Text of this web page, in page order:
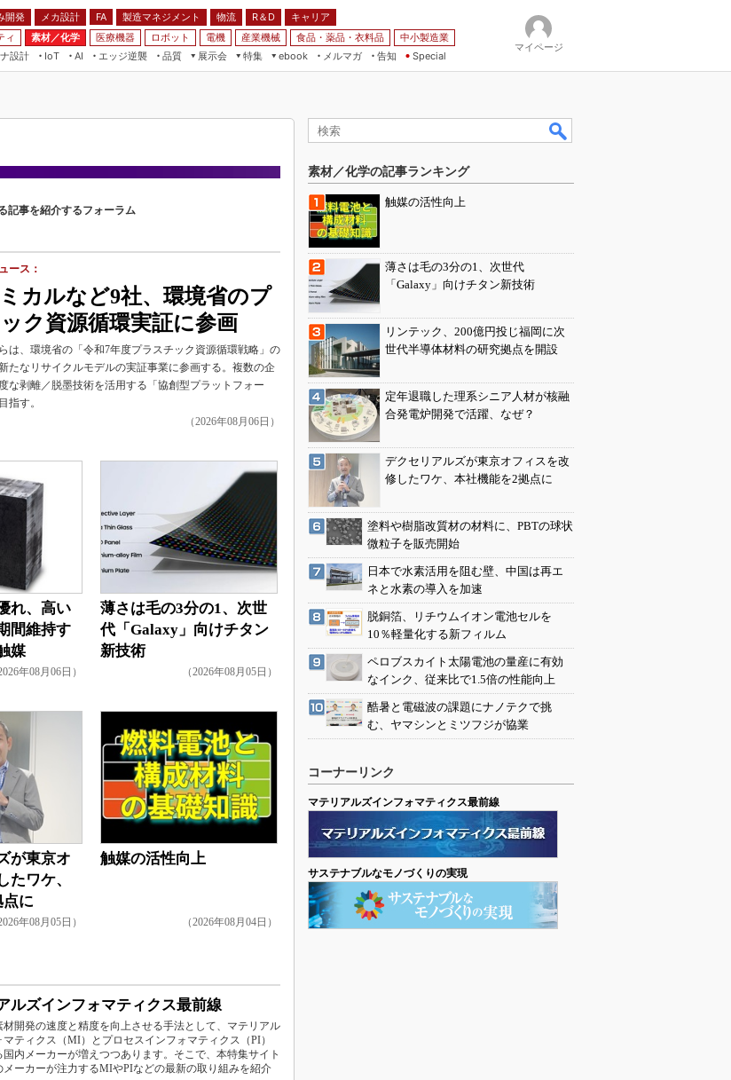
開発 メカ設計 FA 製造マネジメント 物流 R＆D
キャリア
ィ 素材／化学 医療機器 ロボット 電機 産業機械 食品・薬品・衣料品
中小製造業
設計
IoT
AI
エッジ逆襲 品質
展示会
TECHNO-FRONTIER
スマート工場EXPO
EdgeTech+
日本ものづくりワールド
AUTOMOTIVE WORLD
特集
FPGA
Windows Embedded
車載ソフト開発
ISO26262
無償設計ツール
S＆OP
イノベーション
製造業ビッグデータ
メイドインジャパン
植物工場
知財マネジメント
海外生産
グローバル設計・開発
新型コロナへの対応
ebook
素材／化学
メルマガ
告知 Special
マイページ
記事を紹介するフォーラム
ース：
カルなど9社、環境省のプ
ク資源循環実証に参画
は、環境省の「令和7年度プラスチック資源循環戦略」の
たなリサイクルモデルの実証事業に参画する。複数の企
な剥離／脱墨技術を活用する「協創型プラットフォー
指す。
（2026年08月06日）
れ、高い
間維持す
媒
年08月06日）
薄さは毛の3分の1、次世
代「Galaxy」向けチタン
新技術
（2026年08月05日）
が東京オ
たワケ、
に
年08月05日）
触媒の活性向上
（2026年08月04日）
ルズインフォマティクス最前線
材開発の速度と精度を向上させる手法として、マテリアル
マティクス（MI）とプロセスインフォマティクス（PI）
国内メーカーが増えつつあります。そこで、本特集サイト
メーカーが注力するMIやPIなどの最新の取り組みを紹介
素材／化学の記事ランキング
触媒の活性向上
薄さは毛の3分の1、次世代
「Galaxy」向けチタン新技術
リンテック、200億円投じ福岡に次
世代半導体材料の研究拠点を開設
定年退職した理系シニア人材が核融
合発電炉開発で活躍、なぜ？
デクセリアルズが東京オフィスを改
修したワケ、本社機能を2拠点に
塗料や樹脂改質材の材料に、PBTの球状
微粒子を販売開始
日本で水素活用を阻む壁、中国は再エ
ネと水素の導入を加速
脱銅箔、リチウムイオン電池セルを
10％軽量化する新フィルム
ペロブスカイト太陽電池の量産に有効
なインク、従来比で1.5倍の性能向上
酷暑と電磁波の課題にナノテクで挑
む、ヤマシンとミツフジが協業
コーナーリンク
マテリアルズインフォマティクス最前線
サステナブルなモノづくりの実現